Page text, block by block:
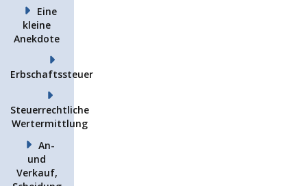
Eine
kleine
Anekdote
Erbschaftssteuer
Steuerrechtliche
Wertermittlung
An-
und
Verkauf,